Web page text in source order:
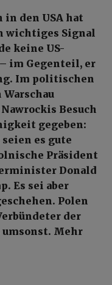
in den USA hat
wichtiges Signal
keine US-
im Gegenteil, er
Im politischen
Besuch
gegeben:
es gute
Präsident
Donald
Es sei aber
Polen
der
Mehr